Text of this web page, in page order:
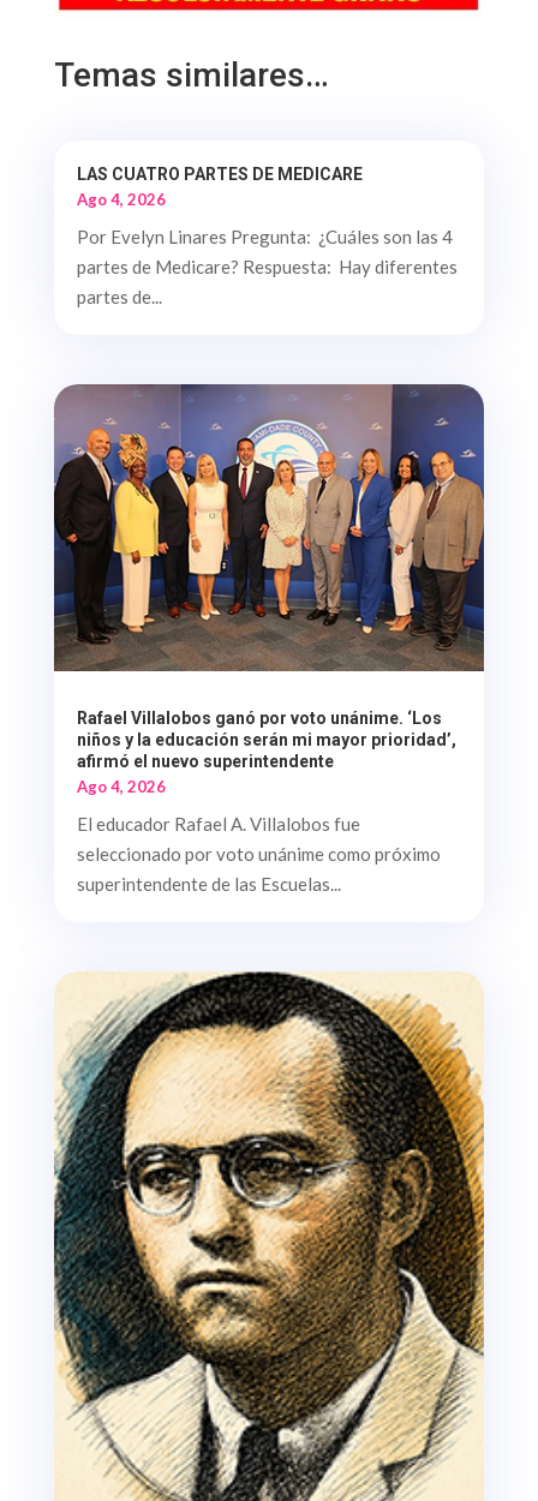
Temas similares…
LAS CUATRO PARTES DE MEDICARE
Ago 4, 2026
Por Evelyn Linares Pregunta: ¿Cuáles son las 4
partes de Medicare? Respuesta: Hay diferentes
partes de...
Rafael Villalobos ganó por voto unánime. ‘Los
niños y la educación serán mi mayor prioridad’,
afirmó el nuevo superintendente
Ago 4, 2026
El educador Rafael A. Villalobos fue
seleccionado por voto unánime como próximo
superintendente de las Escuelas...